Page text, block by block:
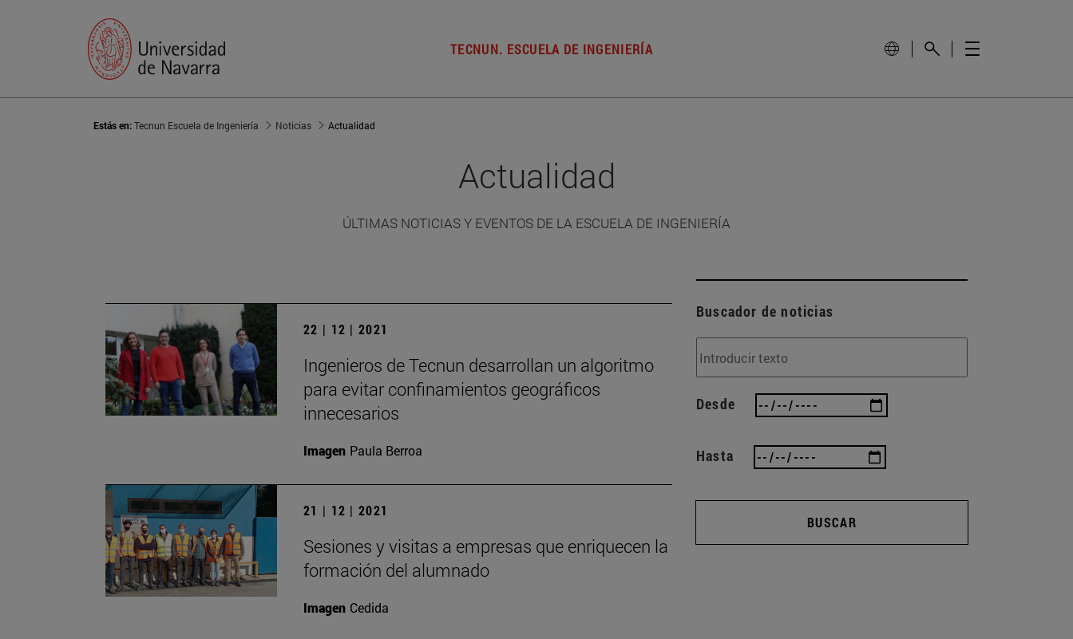
TECNUN. ESCUELA DE INGENIERÍA
Estás en:Tecnun Escuela de Ingeniería Noticias Actualidad
Actualidad
ÚLTIMAS NOTICIAS Y EVENTOS DE LA ESCUELA DE INGENIERÍA
22 | 12 | 2021
Ingenieros de Tecnun desarrollan un algoritmo
para evitar confinamientos geográficos
innecesarios
Imagen Paula Berroa
21 | 12 | 2021
Sesiones y visitas a empresas que enriquecen la
formación del alumnado
Imagen Cedida
Buscador de noticias
Desde
Hasta
BUSCAR